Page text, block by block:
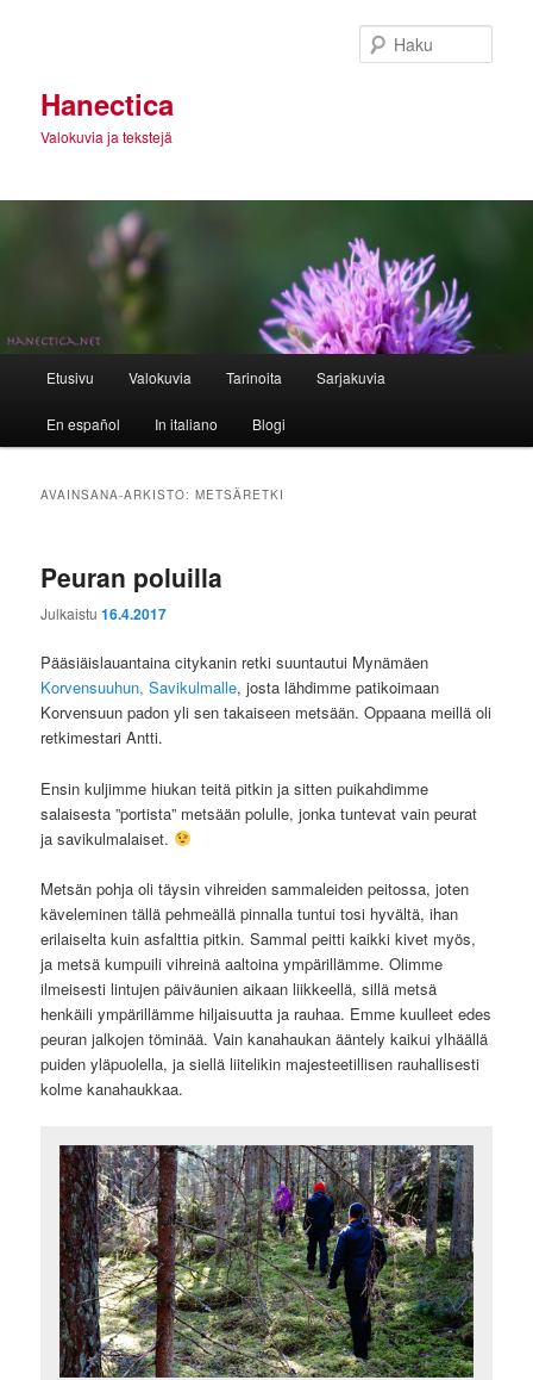
Hanectica
Valokuvia ja tekstejä
Etusivu Valokuvia Tarinoita Sarjakuvia
En español In italiano Blogi
AVAINSANA-ARKISTO:METSÄRETKI
Peuran poluilla
Julkaistu16.4.2017
Pääsiäislauantaina citykanin retki suuntautui Mynämäen
Korvensuuhun, Savikulmalle, josta lähdimme patikoimaan
Korvensuun padon yli sen takaiseen metsään. Oppaana meillä oli
retkimestari Antti.
Ensin kuljimme hiukan teitä pitkin ja sitten puikahdimme
salaisesta ”portista” metsään polulle, jonka tuntevat vain peurat
ja savikulmalaiset.
Metsän pohja oli täysin vihreiden sammaleiden peitossa, joten
käveleminen tällä pehmeällä pinnalla tuntui tosi hyvältä, ihan
erilaiselta kuin asfalttia pitkin. Sammal peitti kaikki kivet myös,
ja metsä kumpuili vihreinä aaltoina ympärillämme. Olimme
ilmeisesti lintujen päiväunien aikaan liikkeellä, sillä metsä
henkäili ympärillämme hiljaisuutta ja rauhaa. Emme kuulleet edes
peuran jalkojen töminää. Vain kanahaukan ääntely kaikui ylhäällä
puiden yläpuolella, ja siellä liitelikin majesteetillisen rauhallisesti
kolme kanahaukkaa.